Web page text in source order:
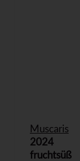
Muscaris
2024
fruchtsüß